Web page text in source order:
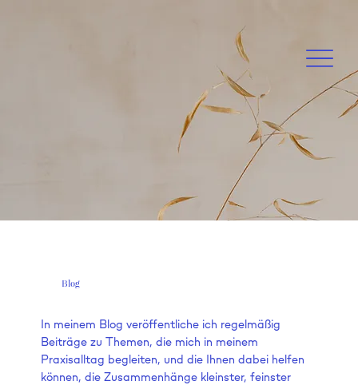
Blog
In meinem Blog veröffentliche ich regelmäßig
Beiträge zu Themen, die mich in meinem
Praxisalltag begleiten, und die Ihnen dabei helfen
können, die Zusammenhänge kleinster, feinster